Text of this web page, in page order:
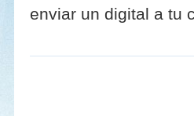
enviar un digital a tu